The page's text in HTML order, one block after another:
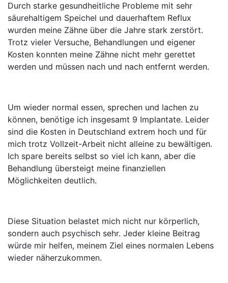
Durch starke gesundheitliche Probleme mit sehr
säurehaltigem Speichel und dauerhaftem Reflux
wurden meine Zähne über die Jahre stark zerstört.
Trotz vieler Versuche, Behandlungen und eigener
Kosten konnten meine Zähne nicht mehr gerettet
werden und müssen nach und nach entfernt werden.
Um wieder normal essen, sprechen und lachen zu
können, benötige ich insgesamt 9 Implantate. Leider
sind die Kosten in Deutschland extrem hoch und für
mich trotz Vollzeit-Arbeit nicht alleine zu bewältigen.
Ich spare bereits selbst so viel ich kann, aber die
Behandlung übersteigt meine finanziellen
Möglichkeiten deutlich.
Diese Situation belastet mich nicht nur körperlich,
sondern auch psychisch sehr. Jeder kleine Beitrag
würde mir helfen, meinem Ziel eines normalen Lebens
wieder näherzukommen.